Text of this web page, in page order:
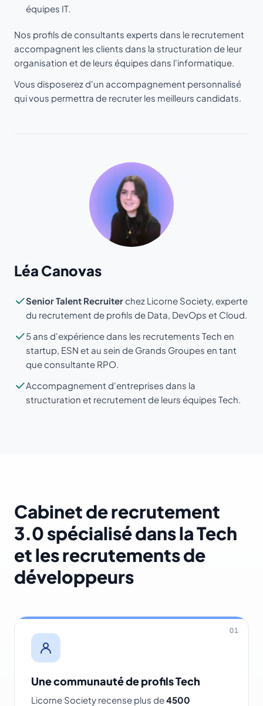
équipes IT.
Nos profils de consultants experts dans le recrutement
accompagnent les clients dans la structuration de leur
organisation et de leurs équipes dans l'informatique.
Vous disposerez d'un accompagnement personnalisé
qui vous permettra de recruter les meilleurs candidats.
Léa Canovas
Senior Talent Recruiterchez Licorne Society, experte
du recrutement de profils de Data, DevOps et Cloud.
5 ans d'expérience dans les recrutements Tech en
startup, ESN et au sein de Grands Groupes en tant
que consultante RPO.
Accompagnement d'entreprises dans la
structuration et recrutement de leurs équipes Tech.
Cabinet de recrutement
3.0 spécialisé dans la Tech
et les recrutements de
développeurs
01
Une communauté de profils Tech
Licorne Society recense plus de4500